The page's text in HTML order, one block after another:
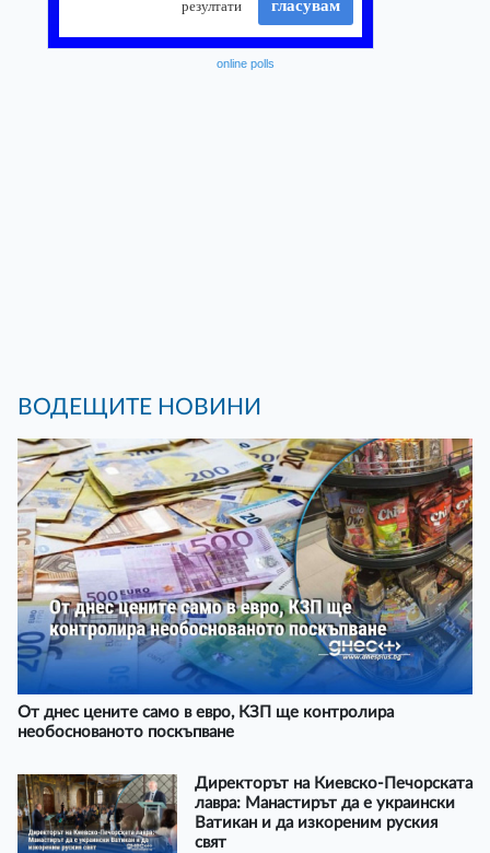
online polls
ВОДЕЩИТЕ НОВИНИ
От днес цените само в евро, КЗП ще контролира
необоснованото поскъпване
Директорът на Киевско-Печорската
лавра: Манастирът да е украински
Ватикан и да изкореним руския
свят